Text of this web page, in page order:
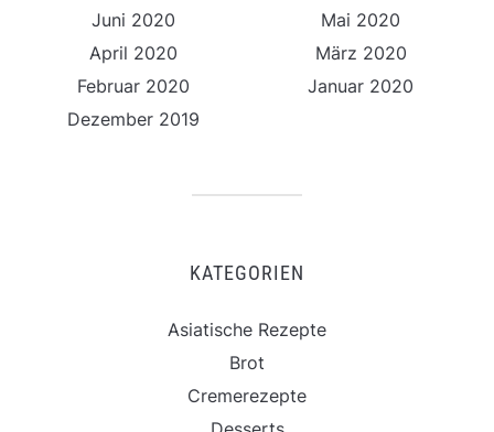
Juni 2020
Mai 2020
April 2020
März 2020
Februar 2020
Januar 2020
Dezember 2019
KATEGORIEN
Asiatische Rezepte
Brot
Cremerezepte